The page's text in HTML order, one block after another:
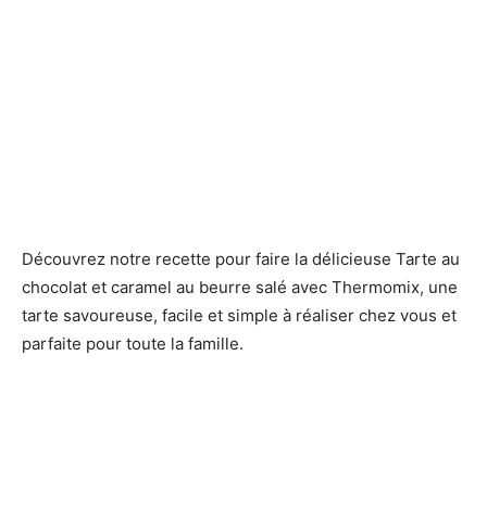
Découvrez notre recette pour faire la délicieuse Tarte au
chocolat et caramel au beurre salé avec Thermomix, une
tarte savoureuse, facile et simple à réaliser chez vous et
parfaite pour toute la famille.